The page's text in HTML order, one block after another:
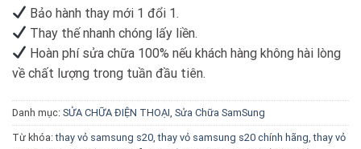
Bảo hành thay mới 1 đổi 1.
Thay thế nhanh chóng lấy liền.
Hoàn phí sửa chữa 100% nếu khách hàng không hài lòng
về chất lượng trong tuần đầu tiên.
Danh mục: SỬA CHỮA ĐIỆN THOẠI Sửa Chữa SamSung
Từ khóa:thay vỏ samsung s20 ,thay vỏ samsung s20 chính hãng ,thay vỏ